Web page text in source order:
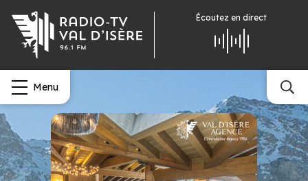
Écoutez en direct
Menu